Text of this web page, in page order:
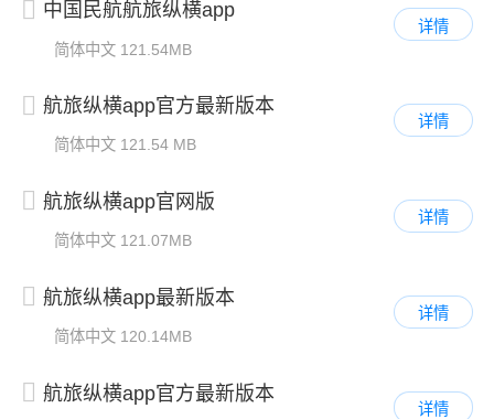
中国民航航旅纵横app
简体中文 121.54MB
详情
航旅纵横app官方最新版本
简体中文 121.54 MB
详情
航旅纵横app官网版
简体中文 121.07MB
详情
航旅纵横app最新版本
简体中文 120.14MB
详情
航旅纵横app官方最新版本
详情